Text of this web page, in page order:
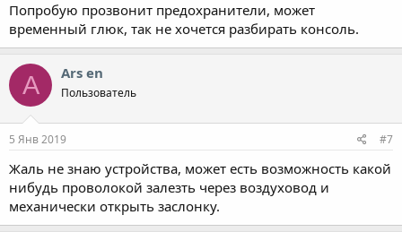
Попробую прозвонит предохранители, может
временный глюк, так не хочется разбирать консоль.
A Ars en
Пользователь
5 Янв 2019 #7
Жаль не знаю устройства, может есть возможность какой
нибудь проволокой залезть через воздуховод и
механически открыть заслонку.